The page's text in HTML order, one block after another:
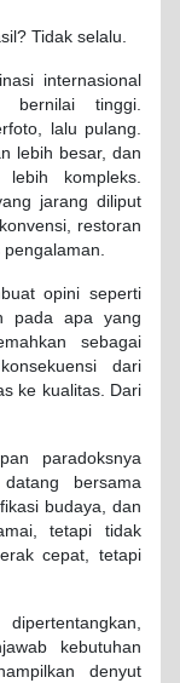
Tidak selalu.
internasional
bernilai tinggi.
lalu pulang.
lebih besar, dan
kompleks.
jarang diliput
restoran
opini seperti
pada apa yang
sebagai
dari
ke kualitas. Dari
paradoksnya
bersama
budaya, dan
tetapi tidak
cepat, tetapi
kebutuhan
denyut